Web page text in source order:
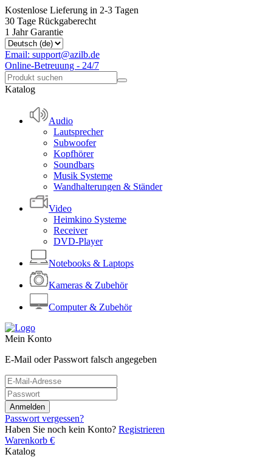
Kostenlose Lieferung in 2-3 Tagen
30 Tage Rückgaberecht
1 Jahr Garantie
Email: support@azilb.de
Online-Betreuung - 24/7
Katalog
Audio
Lautsprecher
Subwoofer
Kopfhörer
Soundbars
Musik Systeme
Wandhalterungen & Ständer
Video
Heimkino Systeme
Receiver
DVD-Player
Notebooks & Laptops
Kameras & Zubehör
Computer & Zubehör
Mein Konto
E-Mail oder Passwort falsch angegeben
Passwort vergessen?
Haben Sie noch kein Konto? Registrieren
Warenkorb €
Katalog